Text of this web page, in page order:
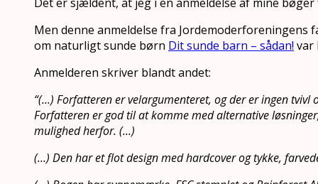
Men denne anmeldelse fra Jordemoderforeningens
om naturligt sunde børn Dit sunde barn – sådan! var
Anmelderen skriver blandt andet:
“(…) Forfatteren er velargumenteret, og der er ingen
Forfatteren er god til at komme med alternative
mulighed herfor. (…)
(…) Den har et flot design med hardcover og tykke,